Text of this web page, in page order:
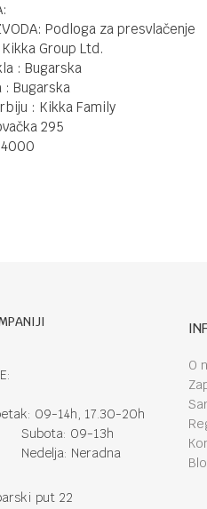
Podloga za presvlačenje
Group Ltd.
: Bugarska
: Bugarska
: Kikka Family
295
09-14h, 17.30-20h
09-13h
Neradna
put 22
O